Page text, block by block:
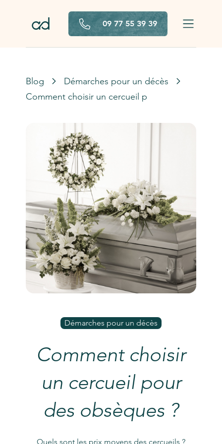
09 77 55 39 39
Blog
Démarches pour un décès
Comment choisir un cercueil pour des obsèques
Démarches pour un décès
Comment choisir
un cercueil pour
des obsèques ?
Quels sont les prix moyens des cercueils ?